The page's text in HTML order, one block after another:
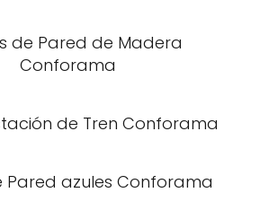
de Pared de Madera
Conforama
de Tren Conforama
Pared azules Conforama